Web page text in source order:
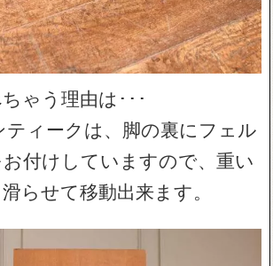
ゃう理由は･･･
ィークは、脚の裏にフェル
お付けしていますので、重い
らせて移動出来ます。